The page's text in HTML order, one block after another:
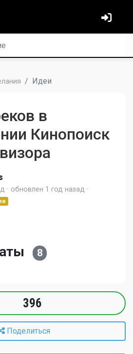
Идеи
в
Кинопоиск
обновлен 1 год назад
8
396
Поделиться